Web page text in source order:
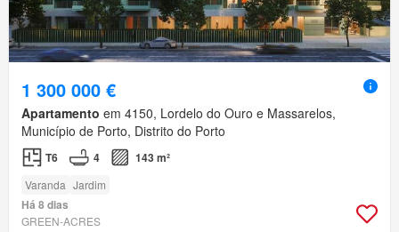
1 300 000 €
Apartamento em 4150, Lordelo do Ouro e Massarelos,
Município de Porto, Distrito do Porto
T6 4 143 m²
Varanda Jardim
Há 8 dias
GREEN-ACRES